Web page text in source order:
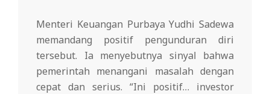
Menteri Keuangan Purbaya Yudhi Sadewa
memandang positif pengunduran diri
tersebut. Ia menyebutnya sinyal bahwa
pemerintah menangani masalah dengan
cepat dan serius. “Ini positif… investor